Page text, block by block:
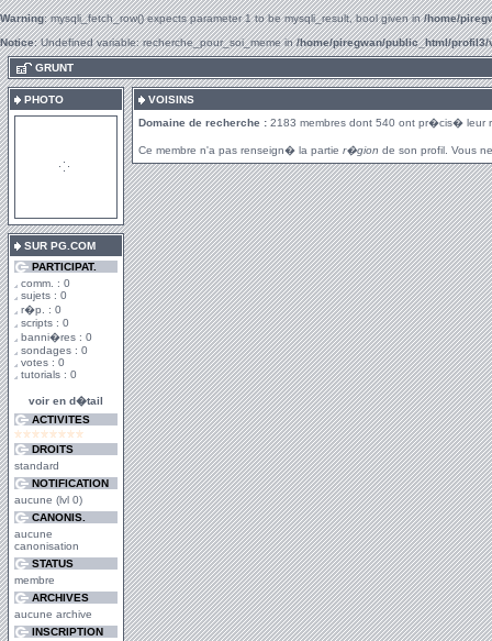
Warning: mysqli_fetch_row() expects parameter 1 to be mysqli_result, bool given in/home/
Notice: Undefined variable: recherche_pour_soi_meme in/home/piregwan/public_html/
GRUNT
PHOTO
SUR PG.COM
PARTICIPAT.
comm. : 0
sujets : 0
r�p. : 0
scripts : 0
banni�res : 0
sondages : 0
votes : 0
tutorials : 0
voir en d�tail
ACTIVITES
DROITS
standard
NOTIFICATION
aucune (lvl 0)
CANONIS.
aucune
canonisation
STATUS
membre
ARCHIVES
aucune archive
INSCRIPTION
VOISINS
Domaine de recherche : 2183 membres dont 540 ont pr�cis� leur
Ce membre n'a pas renseign� la partie r�gion de son profil. Vous